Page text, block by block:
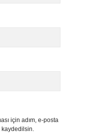
için adım, e-posta
kaydedilsin.